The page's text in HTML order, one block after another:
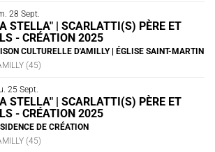
28 Sept.
STELLA" | SCARLATTI(S) PÈRE ET
- CRÉATION 2025
CULTURELLE D'AMILLY | ÉGLISE SAINT-MARTIN
(45)
25 Sept.
STELLA" | SCARLATTI(S) PÈRE ET
- CRÉATION 2025
DE CRÉATION
(45)